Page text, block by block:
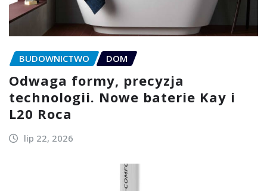
BUDOWNICTWO DOM
Odwaga formy, precyzja
technologii. Nowe baterie Kay i
L20 Roca
lip 22, 2026